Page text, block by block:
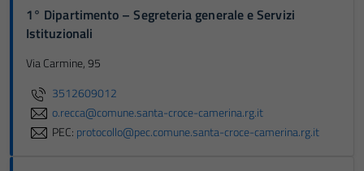
1° Dipartimento – Segreteria generale e Servizi
Istituzionali
Via Carmine, 95
3512609012
o.recca@comune.santa-croce-camerina.rg.it
PEC: protocollo@pec.comune.santa-croce-camerina.rg.it